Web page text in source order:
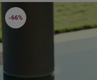
-66%